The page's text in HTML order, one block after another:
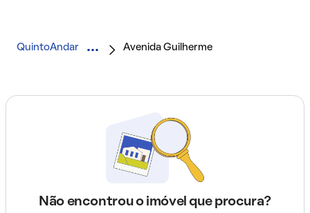
QuintoAndar Avenida Guilherme
Não encontrou o imóvel que procura?